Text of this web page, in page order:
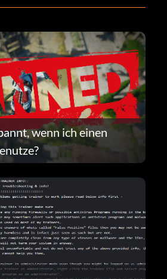
wenn ich einen